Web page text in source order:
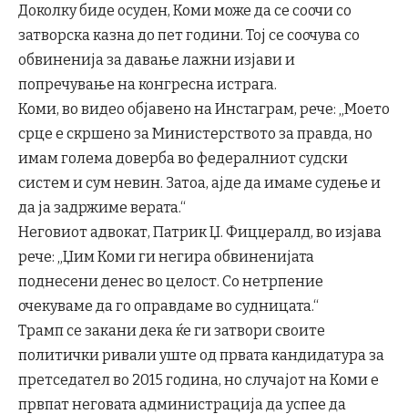
Доколку биде осуден, Коми може да се соочи со
затворска казна до пет години. Тој се соочува со
обвиненија за давање лажни изјави и
попречување на конгресна истрага.
Коми, во видео објавено на Инстаграм, рече: „Моето
срце е скршено за Министерството за правда, но
имам голема доверба во федералниот судски
систем и сум невин. Затоа, ајде да имаме судење и
да ја задржиме верата.“
Неговиот адвокат, Патрик Џ. Фицџералд, во изјава
рече: „Џим Коми ги негира обвиненијата
поднесени денес во целост. Со нетрпение
очекуваме да го оправдаме во судницата.“
Трамп се закани дека ќе ги затвори своите
политички ривали уште од првата кандидатура за
претседател во 2015 година, но случајот на Коми е
првпат неговата администрација да успее да